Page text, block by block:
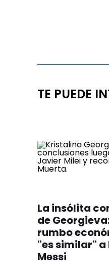
TE PUEDE
La insólita
de
rumbo
"es similar"
Messi